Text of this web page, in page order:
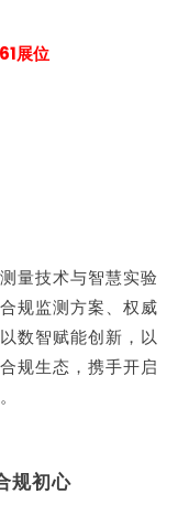
展位
量技术与智慧实验
规监测方案、权威
数智赋能创新，以
规生态，携手开启
规初心